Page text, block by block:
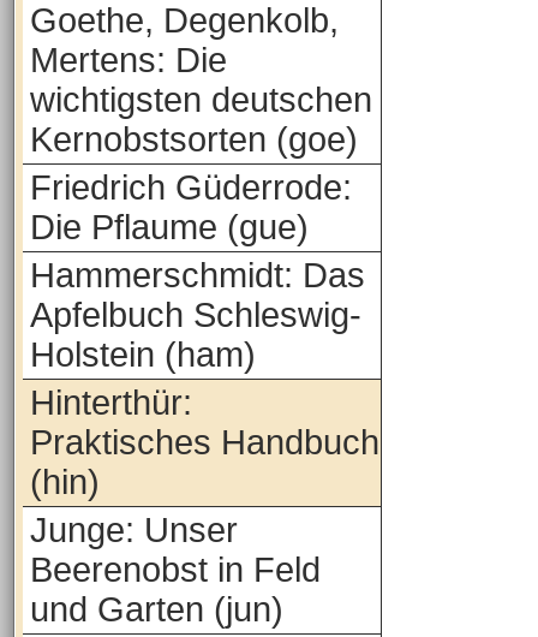
Goethe, Degenkolb,
Mertens: Die
wichtigsten deutschen
Kernobstsorten (goe)
Friedrich Güderrode:
Die Pflaume (gue)
Hammerschmidt: Das
Apfelbuch Schleswig-
Holstein (ham)
Hinterthür:
Praktisches Handbuch
(hin)
Junge: Unser
Beerenobst in Feld
und Garten (jun)